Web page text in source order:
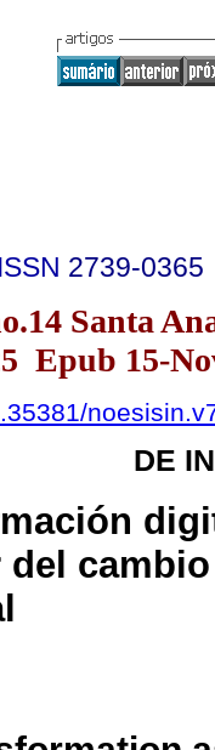
ISSN 2739-0365
Santa
Epub 15-
DE
del cambio